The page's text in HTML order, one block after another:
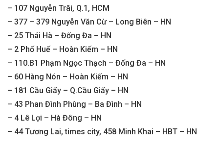
– 107 Nguyễn Trãi, Q.1, HCM
– 377 – 379 Nguyễn Văn Cừ – Long Biên – HN
– 25 Thái Hà – Đống Đa – HN
– 2 Phố Huế – Hoàn Kiếm – HN
– 110.B1 Phạm Ngọc Thạch – Đống Đa – HN
– 60 Hàng Nón – Hoàn Kiếm – HN
– 181 Cầu Giấy – Q.Cầu Giấy – HN
– 43 Phan Đình Phùng – Ba Đình – HN
– 4 Lê Lợi – Hà Đông – HN
– 44 Tương Lai, times city, 458 Minh Khai – HBT – HN